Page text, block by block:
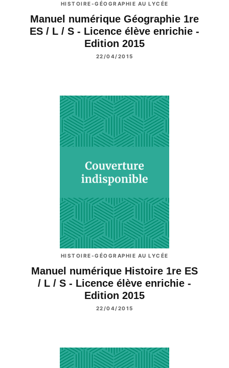
HISTOIRE-GÉOGRAPHIE AU LYCÉE
Manuel numérique Géographie 1re
ES / L / S - Licence élève enrichie -
Edition 2015
22/04/2015
HISTOIRE-GÉOGRAPHIE AU LYCÉE
Manuel numérique Histoire 1re ES
/ L / S - Licence élève enrichie -
Edition 2015
22/04/2015